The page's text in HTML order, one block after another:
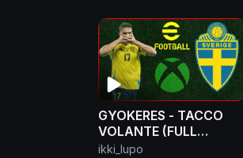
GYOKERES - TACCO
VOLANTE (FULL
MANUAL)
ikki_lupo